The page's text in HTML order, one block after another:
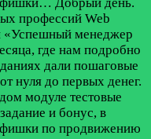
профессий Web
«Успешный менеджер
где нам подробно
дали пошаговые
нуля до первых денег.
модуле тестовые
и бонус, в
фишки по продвижению